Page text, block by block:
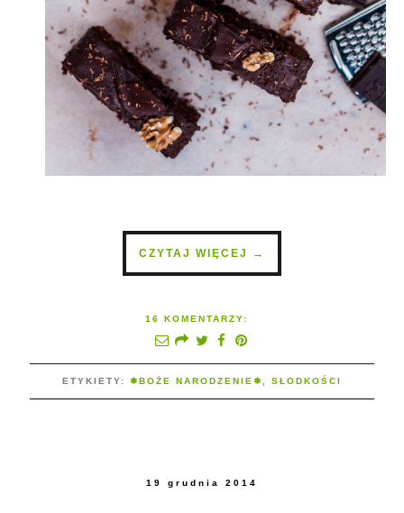
CZYTAJ WIĘCEJ →
16 KOMENTARZY:
ETYKIETY: ❅BOŻE NARODZENIE❅ SŁODKOŚCI
19 grudnia 2014